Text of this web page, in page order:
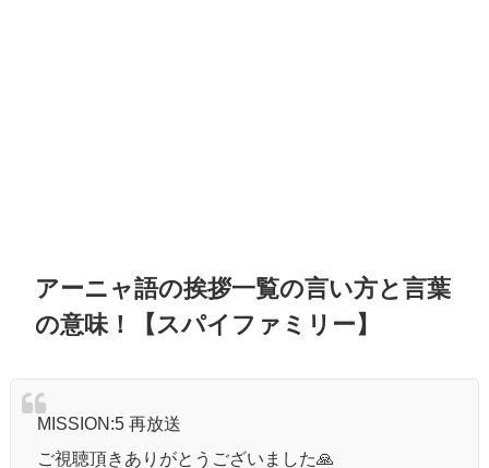
アーニャ語の挨拶一覧の言い方と言葉
の意味！【スパイファミリー】
MISSION:5 再放送
ご視聴頂きありがとうございました🙏